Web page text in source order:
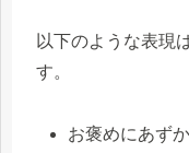
以下のような表現
す。
お褒めにあず